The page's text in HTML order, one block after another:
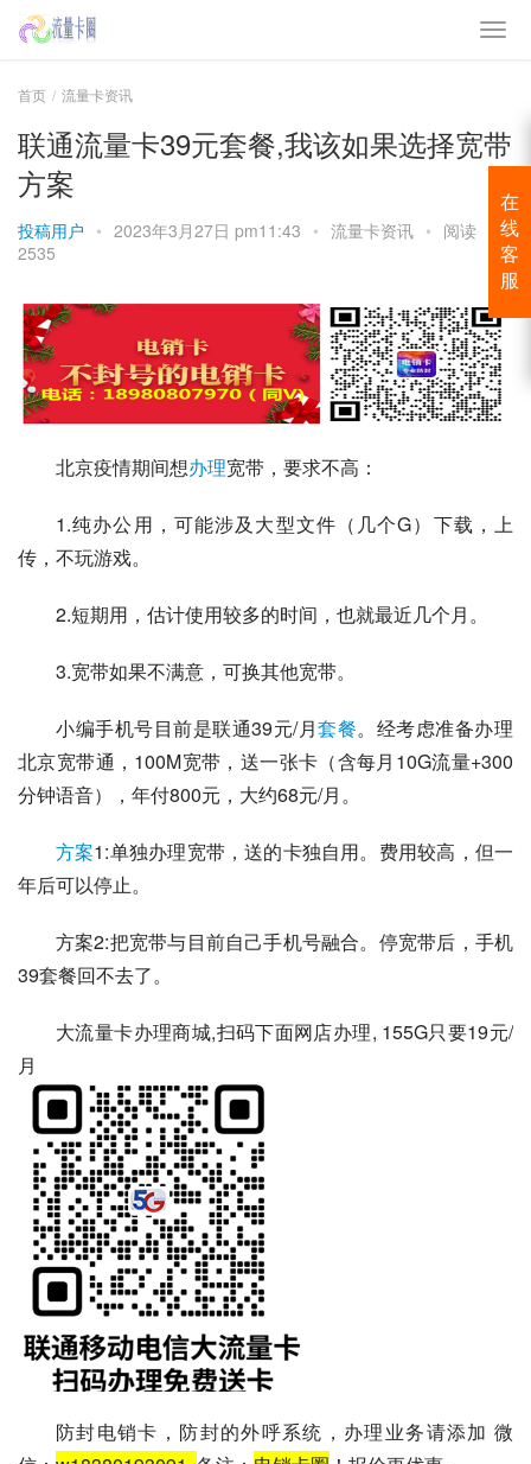
首页 流量卡资讯
联通流量卡39元套餐,我该如果选择宽带
方案
投稿用户 • 2023年3月27日 pm11:43 • 流量卡资讯 • 阅读
2535
北京疫情期间想办理宽带，要求不高：
1.纯办公用，可能涉及大型文件（几个G）下载，上
传，不玩游戏。
2.短期用，估计使用较多的时间，也就最近几个月。
3.宽带如果不满意，可换其他宽带。
小编手机号目前是联通39元/月套餐。经考虑准备办理
北京宽带通，100M宽带，送一张卡（含每月10G流量+300
分钟语音），年付800元，大约68元/月。
方案1:单独办理宽带，送的卡独自用。费用较高，但一
年后可以停止。
方案2:把宽带与目前自己手机号融合。停宽带后，手机
39套餐回不去了。
大流量卡办理商城,扫码下面网店办理, 155G只要19元/
月
防封电销卡，防封的外呼系统，办理业务请添加 微
在
线
客
服